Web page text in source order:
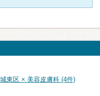
東区 × 美容皮膚科 (4件)